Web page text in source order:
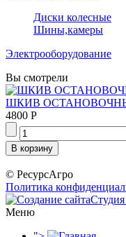
Диски колесные
Шины,камеры
Электрооборудование
Вы смотрели
ШКИВ
4800 Р
© РесурсАгро
Политика
Меню